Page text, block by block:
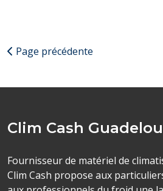
Page précédente
Clim Cash
Fournisseur de matériel de
Clim Cash propose aux